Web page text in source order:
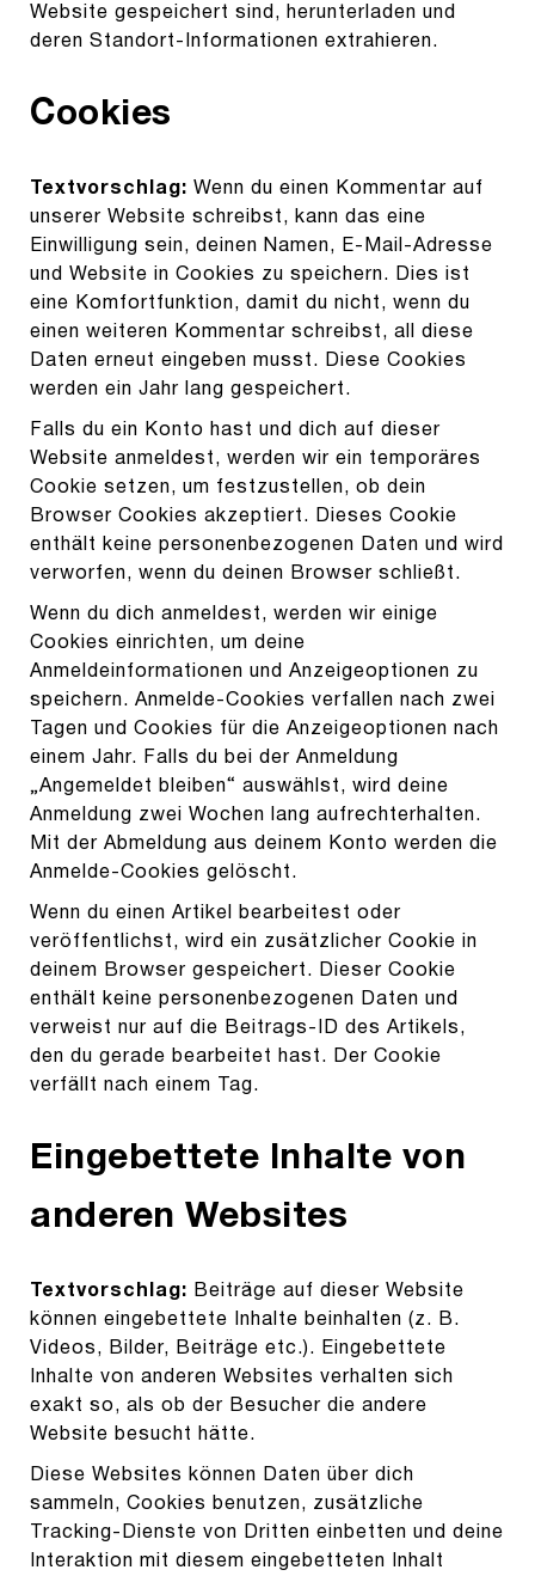
Website gespeichert sind, herunterladen und
deren Standort-Informationen extrahieren.
Cookies
Textvorschlag: Wenn du einen Kommentar auf
unserer Website schreibst, kann das eine
Einwilligung sein, deinen Namen, E-Mail-Adresse
und Website in Cookies zu speichern. Dies ist
eine Komfortfunktion, damit du nicht, wenn du
einen weiteren Kommentar schreibst, all diese
Daten erneut eingeben musst. Diese Cookies
werden ein Jahr lang gespeichert.
Falls du ein Konto hast und dich auf dieser
Website anmeldest, werden wir ein temporäres
Cookie setzen, um festzustellen, ob dein
Browser Cookies akzeptiert. Dieses Cookie
enthält keine personenbezogenen Daten und wird
verworfen, wenn du deinen Browser schließt.
Wenn du dich anmeldest, werden wir einige
Cookies einrichten, um deine
Anmeldeinformationen und Anzeigeoptionen zu
speichern. Anmelde-Cookies verfallen nach zwei
Tagen und Cookies für die Anzeigeoptionen nach
einem Jahr. Falls du bei der Anmeldung
„Angemeldet bleiben“ auswählst, wird deine
Anmeldung zwei Wochen lang aufrechterhalten.
Mit der Abmeldung aus deinem Konto werden die
Anmelde-Cookies gelöscht.
Wenn du einen Artikel bearbeitest oder
veröffentlichst, wird ein zusätzlicher Cookie in
deinem Browser gespeichert. Dieser Cookie
enthält keine personenbezogenen Daten und
verweist nur auf die Beitrags-ID des Artikels,
den du gerade bearbeitet hast. Der Cookie
verfällt nach einem Tag.
Eingebettete Inhalte von
anderen Websites
Textvorschlag:
Beiträge auf dieser Website
können eingebettete Inhalte beinhalten (z. B.
Videos, Bilder, Beiträge etc.). Eingebettete
Inhalte von anderen Websites verhalten sich
exakt so, als ob der Besucher die andere
Website besucht hätte.
Diese Websites können Daten über dich
sammeln, Cookies benutzen, zusätzliche
Tracking-Dienste von Dritten einbetten und deine
Interaktion mit diesem eingebetteten Inhalt